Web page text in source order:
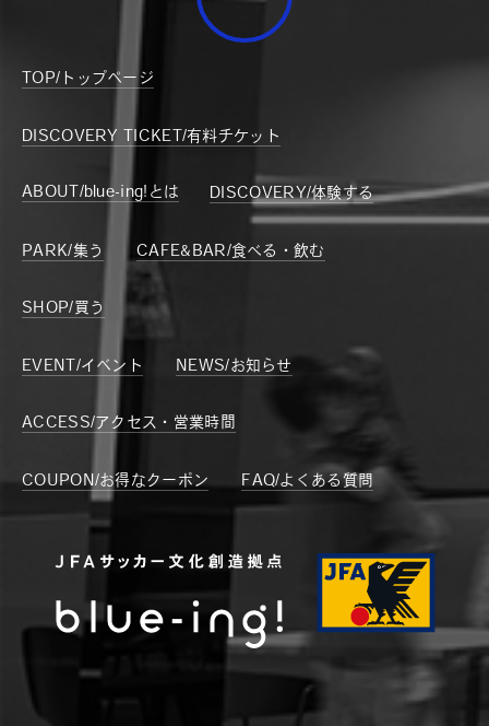
TOP/トップページ
DISCOVERY TICKET/有料チケット
ABOUT/blue-ing!とは DISCOVERY/体験する
PARK/集う CAFE&BAR/食べる・飲む
SHOP/買う
EVENT/イベント NEWS/お知らせ
ACCESS/アクセス・営業時間
COUPON/お得なクーポン FAQ/よくある質問